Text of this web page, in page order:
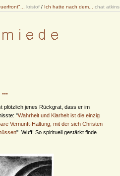
kristof / Ich hatte nach dem... chat atkins
...
plötzlich jenes Rückgrat, dass er im
"Wahrheit und Klarheit ist die einzig
Vernunft-Haltung, mit der sich Christen
". Wuff! So spirituell gestärkt finde